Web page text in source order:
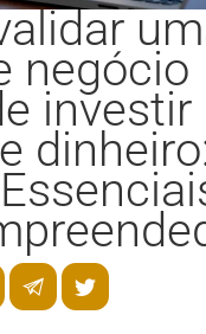
negócio
investir